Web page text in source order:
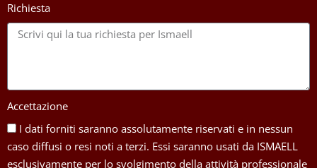
Richiesta
Accettazione
I dati forniti saranno assolutamente riservati e in nessun
caso diffusi o resi noti a terzi. Essi saranno usati da ISMAELL
esclusivamente per lo svolgimento della attività professionale